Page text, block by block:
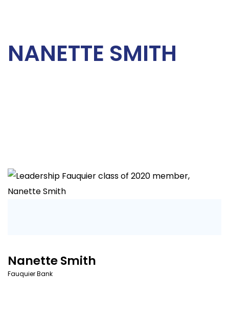
NANETTE SMITH
Nanette Smith
Fauquier Bank